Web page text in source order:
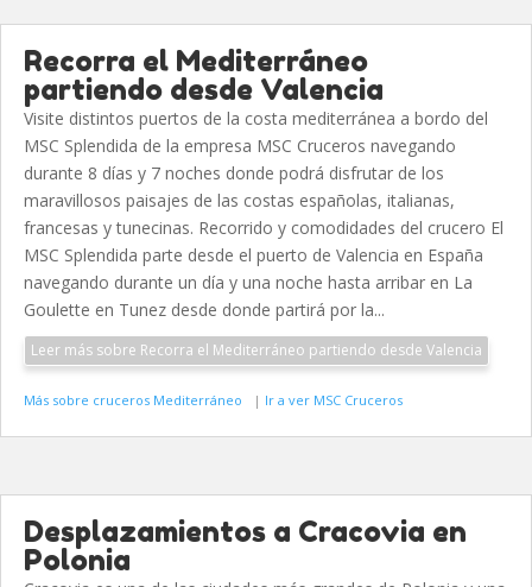
Recorra el Mediterráneo
partiendo desde Valencia
Visite distintos puertos de la costa mediterránea a bordo del
MSC Splendida de la empresa MSC Cruceros navegando
durante 8 días y 7 noches donde podrá disfrutar de los
maravillosos paisajes de las costas españolas, italianas,
francesas y tunecinas. Recorrido y comodidades del crucero El
MSC Splendida parte desde el puerto de Valencia en España
navegando durante un día y una noche hasta arribar en La
Goulette en Tunez desde donde partirá por la...
Leer más sobre Recorra el Mediterráneo partiendo desde Valencia
Más sobre cruceros Mediterráneo | Ir a ver MSC Cruceros
Desplazamientos a Cracovia en
Polonia